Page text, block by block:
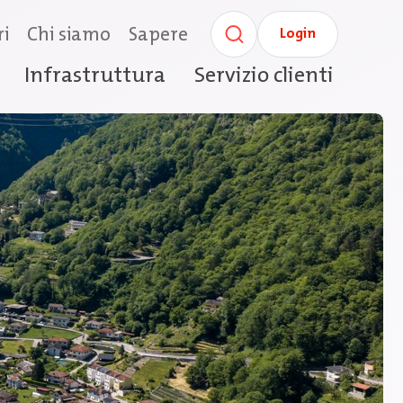
Chi siamo Sapere Login
Infrastruttura Servizio clienti